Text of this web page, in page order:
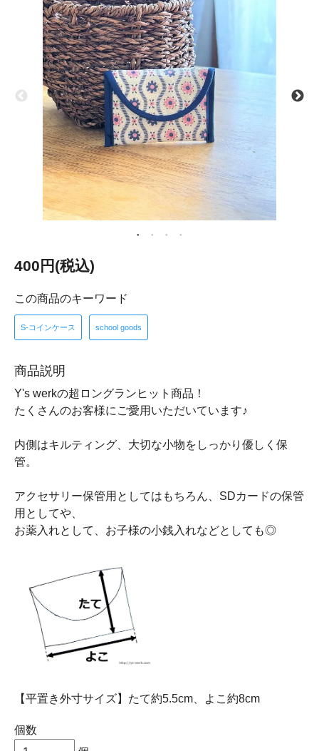
400円(税込)
この商品のキーワード
S-コインケース school goods
商品説明
Y's werkの超ロングランヒット商品！
たくさんのお客様にご愛用いただいています♪
内側はキルティング、大切な小物をしっかり優しく保
管。
アクセサリー保管用としてはもちろん、SDカードの保管
用としてや、
お薬入れとして、お子様の小銭入れなどとしても◎
【平置き外寸サイズ】たて約5.5cm、よこ約8cm
個数